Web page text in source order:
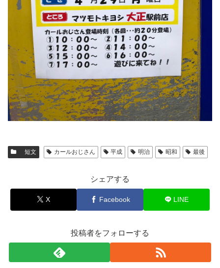
短文 カールおじさん 平成 明治 昭和 最後
シェアする
X Facebook LINE
投稿者をフォローする